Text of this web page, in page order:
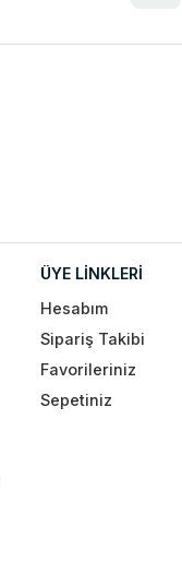
ÜYE LİNKLERİ
Hesabım
Sipariş Takibi
Favorileriniz
Sepetiniz